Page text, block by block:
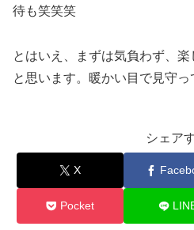
待も笑笑笑
とはいえ、まずは気負わず、
と思います。暖かい目で見守っ
シェア
X
Pocket